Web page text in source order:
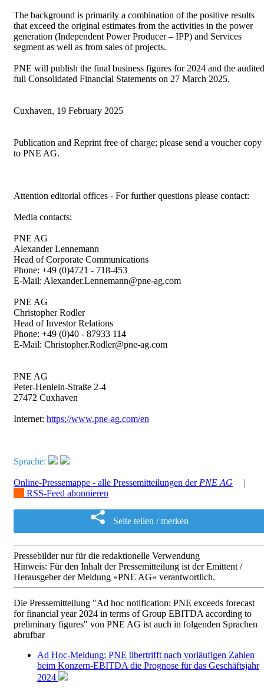
The background is primarily a combination of the positive results
that exceed the original estimates from the activities in the power
generation (Independent Power Producer – IPP) and Services
segment as well as from sales of projects.
PNE will publish the final business figures for 2024 and the audited
full Consolidated Financial Statements on 27 March 2025.
Cuxhaven, 19 February 2025
Publication and Reprint free of charge; please send a voucher copy
to PNE AG.
Attention editorial offices - For further questions please contact:
Media contacts:
PNE AG
Alexander Lennemann
Head of Corporate Communications
Phone: +49 (0)4721 - 718-453
E-Mail: Alexander.Lennemann@pne-ag.com
PNE AG
Christopher Rodler
Head of Investor Relations
Phone: +49 (0)40 - 87933 114
E-Mail: Christopher.Rodler@pne-ag.com
PNE AG
Peter-Henlein-Straße 2-4
27472 Cuxhaven
Internet: https://www.pne-ag.com/en
Sprache:
Online-Pressemappe - alle Pressemitteilungen der PNE AG
|
RSS-Feed abonnieren
Seite teilen / merken
Pressebilder nur für die redaktionelle Verwendung
Hinweis: Für den Inhalt der Pressemitteilung ist der Emittent /
Herausgeber der Meldung »PNE AG« verantwortlich.
Die Pressemitteilung "Ad hoc notification: PNE exceeds forecast
for financial year 2024 in terms of Group EBITDA according to
preliminary figures" von PNE AG ist auch in folgenden Sprachen
abrufbar
Ad Hoc-Meldung: PNE übertrifft nach vorläufigen Zahlen
beim Konzern-EBITDA die Prognose für das Geschäftsjahr
2024